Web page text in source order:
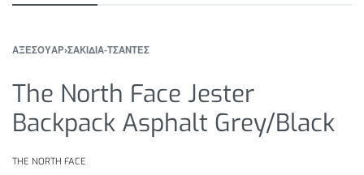
ΑΞΕΣΟΥΑΡ›ΣΑΚΙΔΙΑ-ΤΣΑΝΤΕΣ
The North Face Jester
Backpack Asphalt Grey/Black
THE NORTH FACE